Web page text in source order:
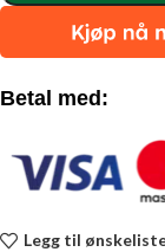
Betal med:
Legg til